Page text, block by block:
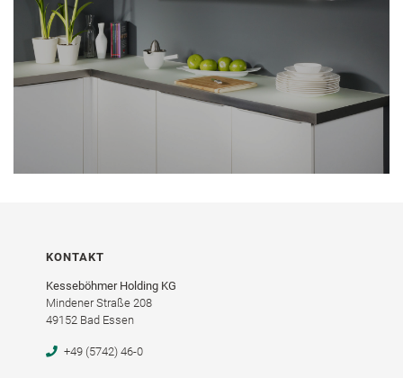
KONTAKT
Kesseböhmer Holding KG
Mindener Straße 208
49152 Bad Essen
+49 (5742) 46-0